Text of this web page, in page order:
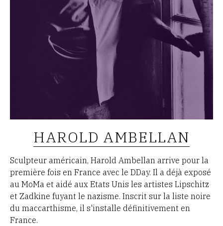
HAROLD AMBELLAN
Sculpteur américain, Harold Ambellan arrive pour la
première fois en France avec le DDay. Il a déjà exposé
au MoMa et aidé aux Etats Unis les artistes Lipschitz
et Zadkine fuyant le nazisme. Inscrit sur la liste noire
du maccarthisme, il s'installe définitivement en
France.